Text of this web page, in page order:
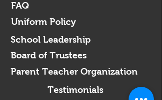
FAQ
Uniform Policy
School Leadership
Board of Trustees
Parent Teacher Organization
Testimonials